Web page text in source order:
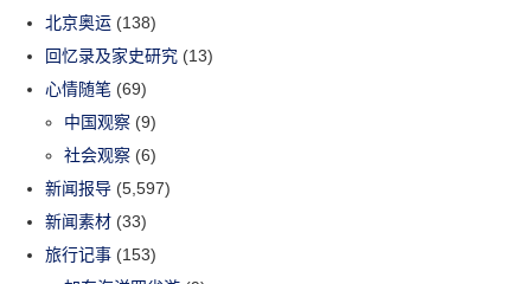
北京奥运 (138)
回忆录及家史研究 (13)
心情随笔 (69)
中国观察 (9)
社会观察 (6)
新闻报导 (5,597)
新闻素材 (33)
旅行记事 (153)